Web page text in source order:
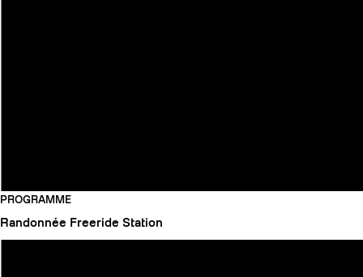
PROGRAMME
Randonnée Freeride Station